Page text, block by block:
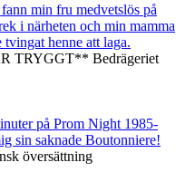
min fru medvetslös på
i närheten och min mamma
henne att laga.
TRYGGT** Bedrägeriet
på Prom Night 1985-
sin saknade Boutonniere!
översättning